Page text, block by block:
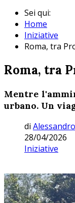
Sei qui:
Home
Iniziative
Roma, tra
Roma, tra
Mentre
urbano. Un
di
28/04/2026
Iniziative